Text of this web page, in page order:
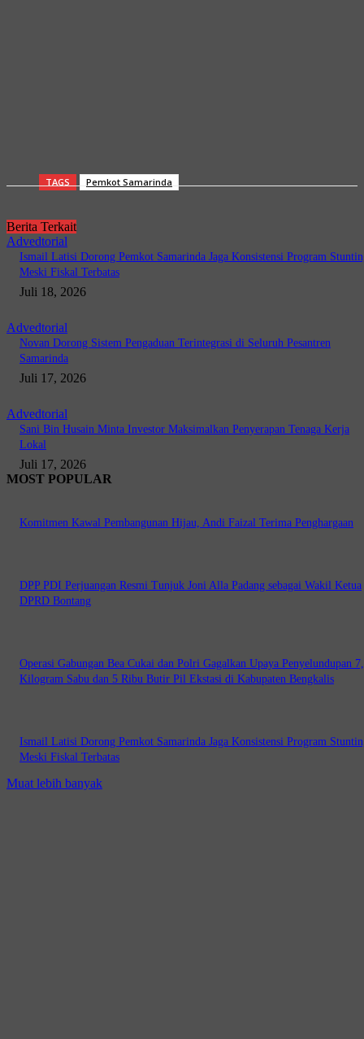
TAGS Pemkot Samarinda
Berita Terkait
Advedtorial
Ismail Latisi Dorong Pemkot Samarinda Jaga Konsistensi Program
Meski Fiskal Terbatas
Juli 18, 2026
Advedtorial
Novan Dorong Sistem Pengaduan Terintegrasi di Seluruh Pesantren
Samarinda
Juli 17, 2026
Advedtorial
Sani Bin Husain Minta Investor Maksimalkan Penyerapan Tenaga Kerja
Lokal
Juli 17, 2026
MOST POPULAR
Komitmen Kawal Pembangunan Hijau, Andi Faizal Terima Penghargaan
DPP PDI Perjuangan Resmi Tunjuk Joni Alla Padang sebagai Wakil Ketua
DPRD Bontang
Operasi Gabungan Bea Cukai dan Polri Gagalkan Upaya Penyelundupan
Kilogram Sabu dan 5 Ribu Butir Pil Ekstasi di Kabupaten Bengkalis
Ismail Latisi Dorong Pemkot Samarinda Jaga Konsistensi Program
Meski Fiskal Terbatas
Muat lebih banyak